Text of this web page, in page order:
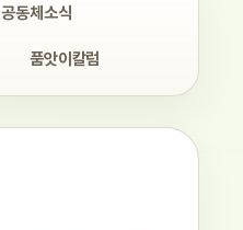
공동체소식
품앗이칼럼